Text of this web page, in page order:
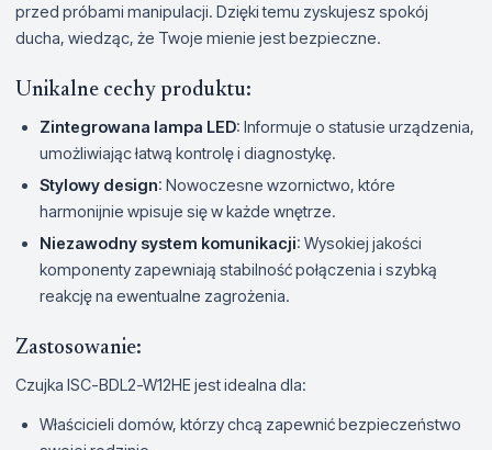
przed próbami manipulacji. Dzięki temu zyskujesz spokój
ducha, wiedząc, że Twoje mienie jest bezpieczne.
Unikalne cechy produktu:
Zintegrowana lampa LED: Informuje o statusie urządzenia,
umożliwiając łatwą kontrolę i diagnostykę.
Stylowy design: Nowoczesne wzornictwo, które
harmonijnie wpisuje się w każde wnętrze.
Niezawodny system komunikacji: Wysokiej jakości
komponenty zapewniają stabilność połączenia i szybką
reakcję na ewentualne zagrożenia.
Zastosowanie:
Czujka ISC-BDL2-W12HE jest idealna dla:
Właścicieli domów, którzy chcą zapewnić bezpieczeństwo